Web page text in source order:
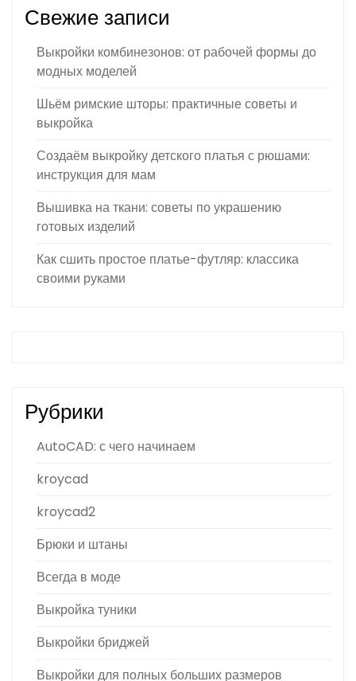
Свежие записи
Выкройки комбинезонов: от рабочей формы до
модных моделей
Шьём римские шторы: практичные советы и
выкройка
Создаём выкройку детского платья с рюшами:
инструкция для мам
Вышивка на ткани: советы по украшению
готовых изделий
Как сшить простое платье-футляр: классика
своими руками
Рубрики
AutoCAD: с чего начинаем
kroycad
kroycad2
Брюки и штаны
Всегда в моде
Выкройка туники
Выкройки бриджей
Выкройки для полных больших размеров